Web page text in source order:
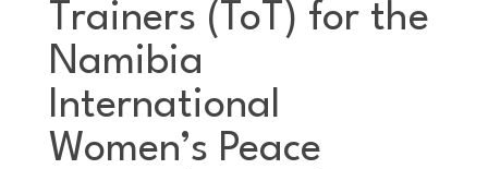
Trainers (ToT) for the
Namibia
International
Women’s Peace